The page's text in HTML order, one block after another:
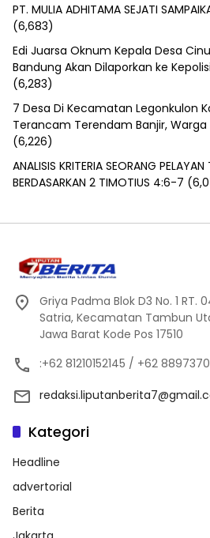
PT. MULIA ADHITAMA SEJATI
(6,683)
Edi Juarsa Oknum Kepala Desa
Bandung Akan Dilaporkan ke
(6,283)
7 Desa Di Kecamatan Legonkulon
Terancam Terendam Banjir,
(6,226)
ANALISIS KRITERIA SEORANG
BERDASARKAN 2 TIMOTIUS 4:6-7
Griya Padma Blok D3 No. 1 RT.
Satria, Kecamatan Tambun
Jawa Barat Kode Pos 17510
:+62 81210152145 / +62
Kategori
Headline
advertorial
Berita